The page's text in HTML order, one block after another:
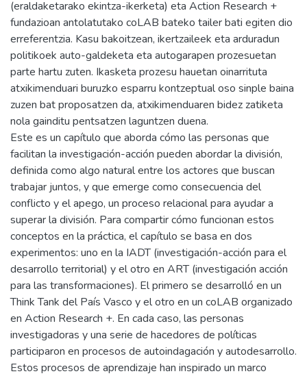
(eraldaketarako ekintza-ikerketa) eta Action Research +
fundazioan antolatutako coLAB bateko tailer bati egiten dio
erreferentzia. Kasu bakoitzean, ikertzaileek eta arduradun
politikoek auto-galdeketa eta autogarapen prozesuetan
parte hartu zuten. Ikasketa prozesu hauetan oinarrituta
atxikimenduari buruzko esparru kontzeptual oso sinple baina
zuzen bat proposatzen da, atxikimenduaren bidez zatiketa
nola gainditu pentsatzen laguntzen duena.
Este es un capítulo que aborda cómo las personas que
facilitan la investigación-acción pueden abordar la división,
definida como algo natural entre los actores que buscan
trabajar juntos, y que emerge como consecuencia del
conflicto y el apego, un proceso relacional para ayudar a
superar la división. Para compartir cómo funcionan estos
conceptos en la práctica, el capítulo se basa en dos
experimentos: uno en la IADT (investigación-acción para el
desarrollo territorial) y el otro en ART (investigación acción
para las transformaciones). El primero se desarrolló en un
Think Tank del País Vasco y el otro en un coLAB organizado
en Action Research +. En cada caso, las personas
investigadoras y una serie de hacedores de políticas
participaron en procesos de autoindagación y autodesarrollo.
Estos procesos de aprendizaje han inspirado un marco